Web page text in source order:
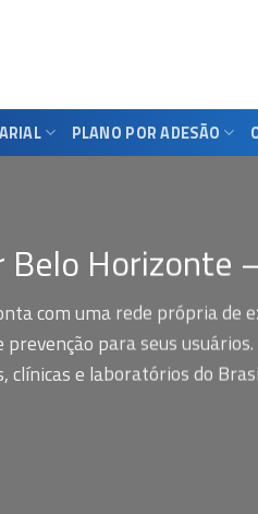
PLANO POR ADESÃO
Belo Horizonte
com uma rede própria de
para seus usuários.
clínicas e laboratórios do